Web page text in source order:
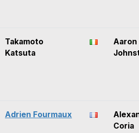
Takamoto
Katsuta
Aaron
Adrien Fourmaux
Coria